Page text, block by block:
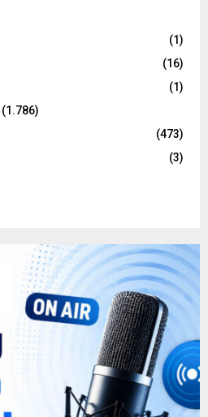
(1)
(16)
(1)
(1.786)
(473)
(3)